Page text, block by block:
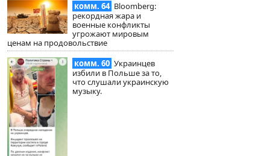
комм. 64 Bloomberg:
рекордная жара и
военные конфликты
угрожают мировым
ценам на продовольствие
комм. 60 Украинцев
избили в Польше за то,
что слушали украинскую
музыку.